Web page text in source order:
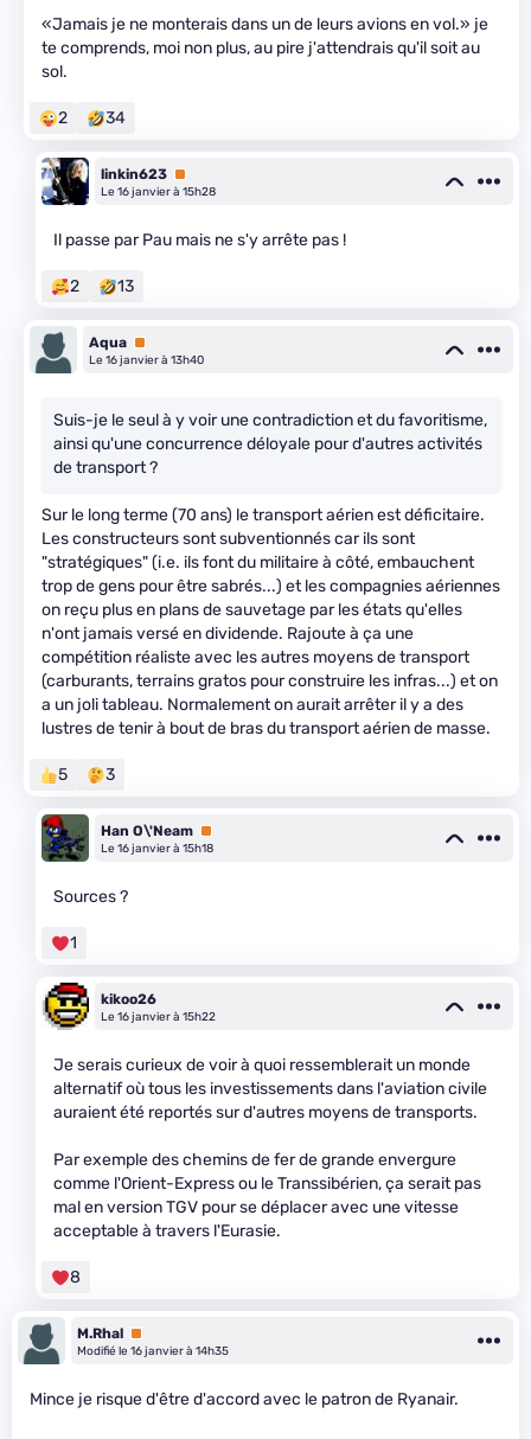
«Jamais je ne monterais dans un de leurs avions en vol.» je
te comprends, moi non plus, au pire j'attendrais qu'il soit au
sol.
2 34
linkin623 Premium
Le 16 janvier à 15h28
Il passe par Pau mais ne s'y arrête pas !
2 13
Aqua Premium
Le 16 janvier à 13h40
Suis-je le seul à y voir une contradiction et du favoritisme,
ainsi qu'une concurrence déloyale pour d'autres activités
de transport ?
Sur le long terme (70 ans) le transport aérien est déficitaire.
Les constructeurs sont subventionnés car ils sont
"stratégiques" (i.e. ils font du militaire à côté, embauchent
trop de gens pour être sabrés...) et les compagnies aériennes
on reçu plus en plans de sauvetage par les états qu'elles
n'ont jamais versé en dividende. Rajoute à ça une
compétition réaliste avec les autres moyens de transport
(carburants, terrains gratos pour construire les infras...) et on
a un joli tableau. Normalement on aurait arrêter il y a des
lustres de tenir à bout de bras du transport aérien de masse.
5 3
Han O\'Neam Premium
Le 16 janvier à 15h18
Sources ?
1
kikoo26
Le 16 janvier à 15h22
Je serais curieux de voir à quoi ressemblerait un monde
alternatif où tous les investissements dans l'aviation civile
auraient été reportés sur d'autres moyens de transports.
Par exemple des chemins de fer de grande envergure
comme l'Orient-Express ou le Transsibérien, ça serait pas
mal en version TGV pour se déplacer avec une vitesse
acceptable à travers l'Eurasie.
8
M.Rhal Premium
Modifié le 16 janvier à 14h35
Mince je risque d'être d'accord avec le patron de Ryanair.